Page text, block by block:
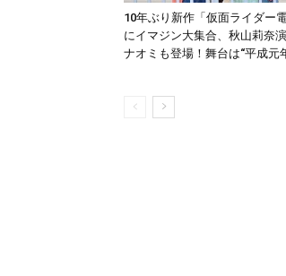
10年ぶり新作「仮面ライダー電
にイマジン大集合、秋山莉奈
ナオミも登場！舞台は“平成元